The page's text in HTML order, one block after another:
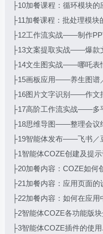
├10加餐课程：循环模块的
├11加餐课程：批处理模块
├12工作流实战——制作
├13文案提取实战——爆款
├14文生图实战——哪吒表
├15画板应用——养生图谱
├16图片文字识别——作文
├17高阶工作流实战——多
├18思维导图——整理会议
├19智能体发布——飞书／
├1智能体COZE创建及提
├20加餐内容：COZE如何
├21加餐内容：应用页面
├22加餐内容：如何在应
├2智能体COZE各功能版
├3智能体COZE插件的使